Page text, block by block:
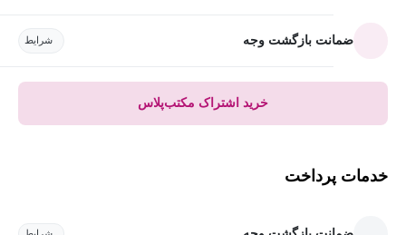
ضمانت بازگشت وجه شرایط
خرید اشتراک مکتب‌پلاس
خدمات پرداخت